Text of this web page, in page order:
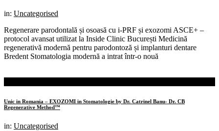
in: Uncategorised
Regenerare parodontală și osoasă cu i-PRF și exozomi ASCE+ –
protocol avansat utilizat la Inside Clinic București Medicină
regenerativă modernă pentru parodontoză și implanturi dentare
Bredent Stomatologia modernă a intrat într-o nouă
Unic in Romania – EXOZOMI in Stomatologie by Dr. Catrinel Banu- Dr. CB
Regenerative Method™
in: Uncategorised